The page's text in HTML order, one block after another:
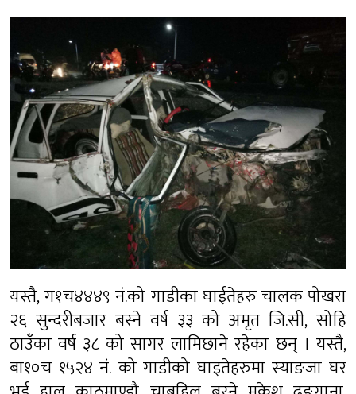
यस्तै, ग१च४४४९ नं.को गाडीका घाईतेहरु चालक पोखरा
२६ सुन्दरीबजार बस्ने वर्ष ३३ को अमृत जि.सी, सोहि
ठाउँका वर्ष ३८ को सागर लामिछाने रहेका छन् । यस्तै,
बा१०च १५२४ नं. को गाडीको घाइतेहरुमा स्याङजा घर